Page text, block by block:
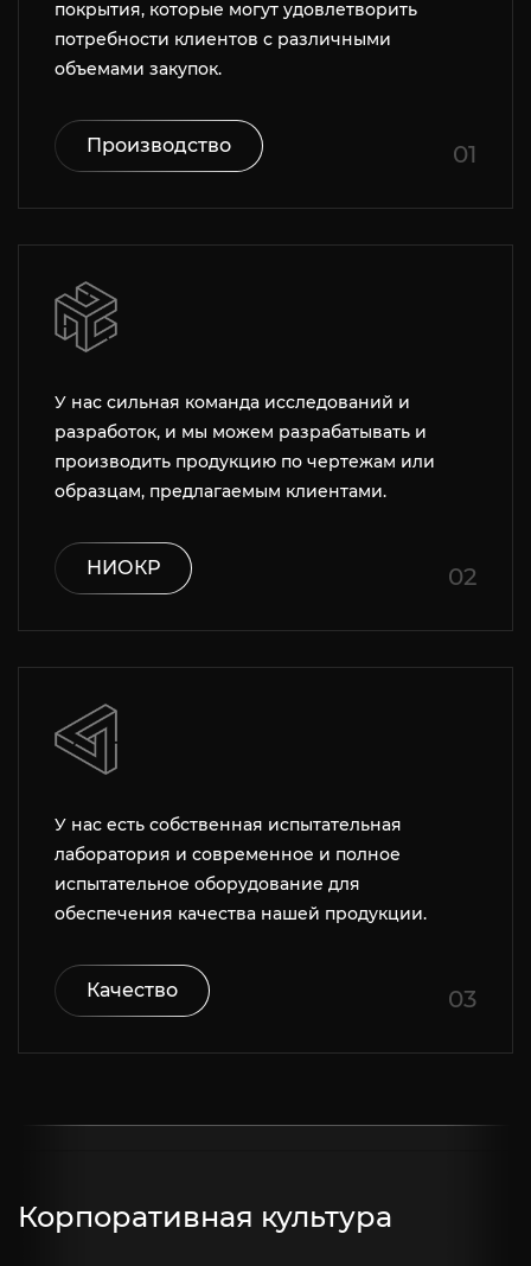
покрытия, которые могут удовлетворить
потребности клиентов с различными
объемами закупок.
Производство 01
У нас сильная команда исследований и
разработок, и мы можем разрабатывать и
производить продукцию по чертежам или
образцам, предлагаемым клиентами.
НИОКР 02
У нас есть собственная испытательная
лаборатория и современное и полное
испытательное оборудование для
обеспечения качества нашей продукции.
Качество 03
Корпоративная культура